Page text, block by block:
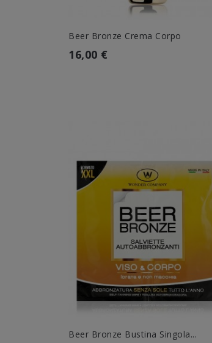
Beer Bronze Crema Corpo
16,00 €
Beer Bronze Bustina Singola...